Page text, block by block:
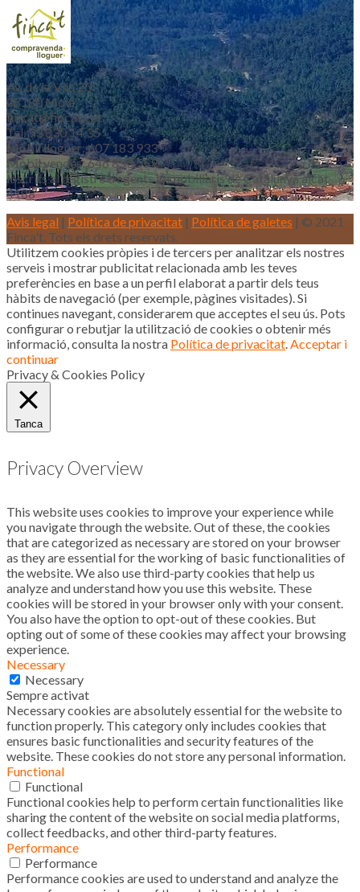
Av. de la Vila 20
08180 Moià
fincat@fincat.cat
Tel. 93 830 14 35
Mòbil lloguer: 607 183 933
Mòbil vendes: 646 853 559
Inscrits al registre d’agents immobiliaris de Catalunya aicat
4188
Avis legal | Política de privacitat | Política de galetes | © 2021
Finca't. Tots els drets reservats.
Utilitzem cookies pròpies i de tercers per analitzar els nostres
serveis i mostrar publicitat relacionada amb les teves
preferències en base a un perfil elaborat a partir dels teus
hàbits de navegació (per exemple, pàgines visitades). Si
continues navegant, considerarem que acceptes el seu ús. Pots
configurar o rebutjar la utilització de cookies o obtenir més
informació, consulta la nostra Política de privacitat Acceptar i
continuar
Privacy & Cookies Policy
Tanca
Privacy Overview
This website uses cookies to improve your experience while
you navigate through the website. Out of these, the cookies
that are categorized as necessary are stored on your browser
as they are essential for the working of basic functionalities of
the website. We also use third-party cookies that help us
analyze and understand how you use this website. These
cookies will be stored in your browser only with your consent.
You also have the option to opt-out of these cookies. But
opting out of some of these cookies may affect your browsing
experience.
Necessary
Necessary
Sempre activat
Necessary cookies are absolutely essential for the website to
function properly. This category only includes cookies that
ensures basic functionalities and security features of the
website. These cookies do not store any personal information.
Functional
Functional
Functional cookies help to perform certain functionalities like
sharing the content of the website on social media platforms,
collect feedbacks, and other third-party features.
Performance
Performance
Performance cookies are used to understand and analyze the